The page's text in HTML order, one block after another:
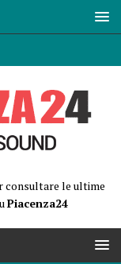
consultare le ultime
Piacenza24